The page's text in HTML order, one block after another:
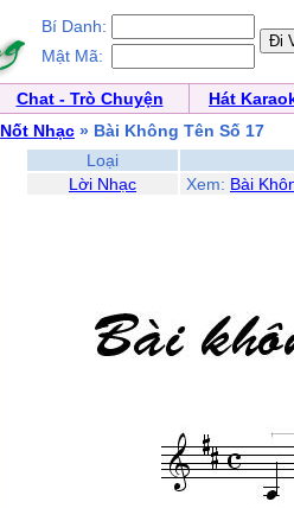
Bí Danh:
Mật Mã:
Chat - Trò Chuyện
Hát
Nốt Nhạc » Bài Không Tên Số 17
Loại
Lời Nhạc
Xem: Bài